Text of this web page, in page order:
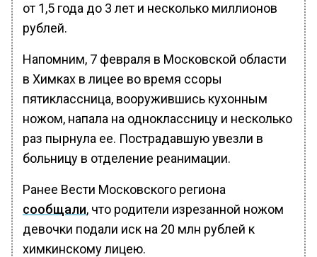
от 1,5 года до 3 лет и несколько миллионов
рублей.
Напомним, 7 февраля в Московской области
в Химках в лицее во время ссоры
пятиклассница, вооружившись кухонным
ножом, напала на одноклассницу и несколько
раз пырнула ее. Пострадавшую увезли в
больницу в отделение реанимации.
Ранее Вести Московского региона
сообщали, что родители изрезанной ножом
девочки подали иск на 20 млн рублей к
химкинскому лицею.